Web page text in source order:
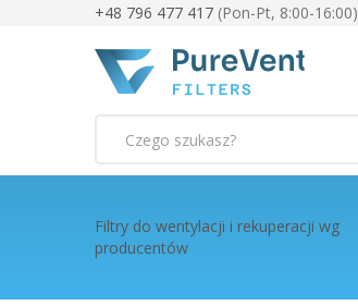
+48 796 477 417 (Pon-Pt, 8:00-16:00)
Filtry do wentylacji i rekuperacji wg
producentów